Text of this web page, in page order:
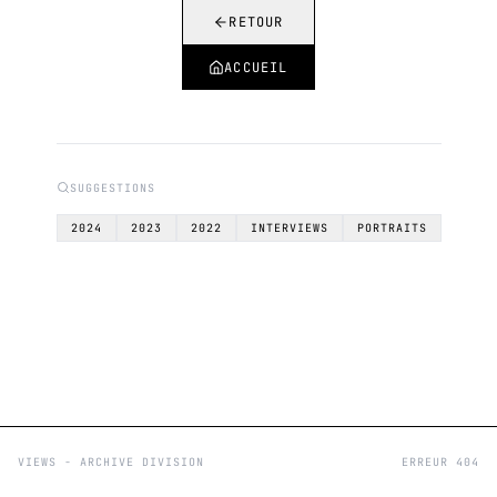
RETOUR
ACCUEIL
SUGGESTIONS
2024 2023 2022 INTERVIEWS PORTRAITS
VIEWS - ARCHIVE DIVISION ERREUR 404